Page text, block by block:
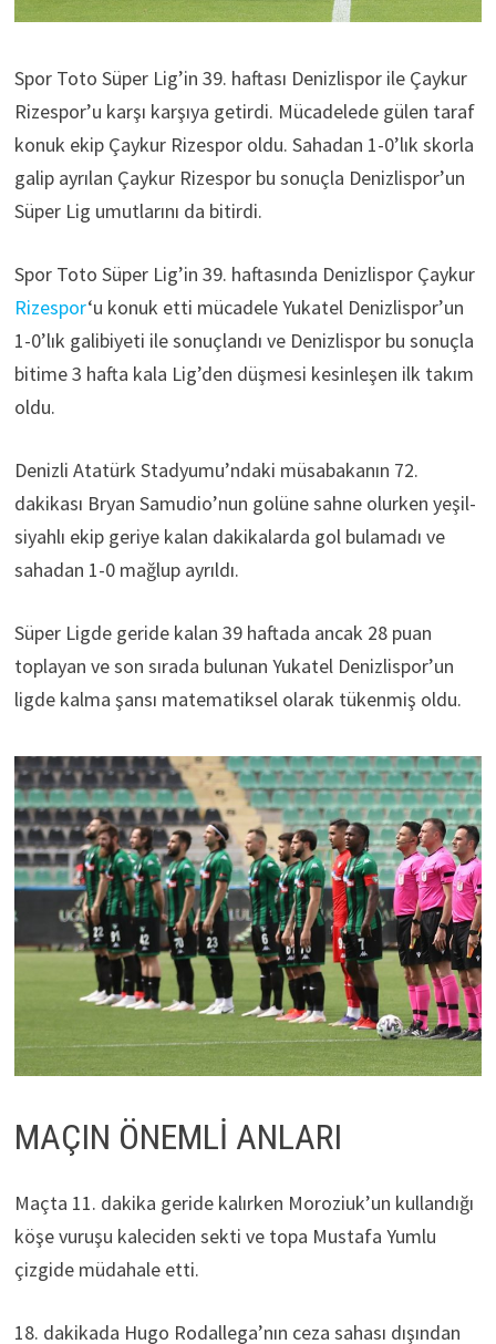
Spor Toto Süper Lig’in 39. haftası Denizlispor ile Çaykur
Rizespor’u karşı karşıya getirdi. Mücadelede gülen taraf
konuk ekip Çaykur Rizespor oldu. Sahadan 1-0’lık skorla
galip ayrılan Çaykur Rizespor bu sonuçla Denizlispor’un
Süper Lig umutlarını da bitirdi.
Spor Toto Süper Lig’in 39. haftasında Denizlispor Çaykur
Rizespor‘u konuk etti mücadele Yukatel Denizlispor’un
1-0’lık galibiyeti ile sonuçlandı ve Denizlispor bu sonuçla
bitime 3 hafta kala Lig’den düşmesi kesinleşen ilk takım
oldu.
Denizli Atatürk Stadyumu’ndaki müsabakanın 72.
dakikası Bryan Samudio’nun golüne sahne olurken yeşil-
siyahlı ekip geriye kalan dakikalarda gol bulamadı ve
sahadan 1-0 mağlup ayrıldı.
Süper Ligde geride kalan 39 haftada ancak 28 puan
toplayan ve son sırada bulunan Yukatel Denizlispor’un
ligde kalma şansı matematiksel olarak tükenmiş oldu.
MAÇIN ÖNEMLİ ANLARI
Maçta 11. dakika geride kalırken Moroziuk’un kullandığı
köşe vuruşu kaleciden sekti ve topa Mustafa Yumlu
çizgide müdahale etti.
18. dakikada Hugo Rodallega’nın ceza sahası dışından